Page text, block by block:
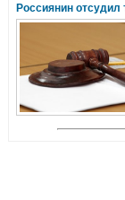
Россиянин